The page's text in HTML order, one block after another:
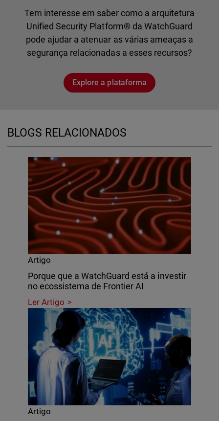
Tem interesse em saber como a arquitetura
Unified Security Platform® da WatchGuard
pode ajudar a atenuar as várias ameaças a
segurança relacionadas a esses recursos?
Explore a plataforma
BLOGS RELACIONADOS
Artigo
Porque que a WatchGuard está a investir
no ecossistema de Frontier AI
Ler Artigo
Artigo